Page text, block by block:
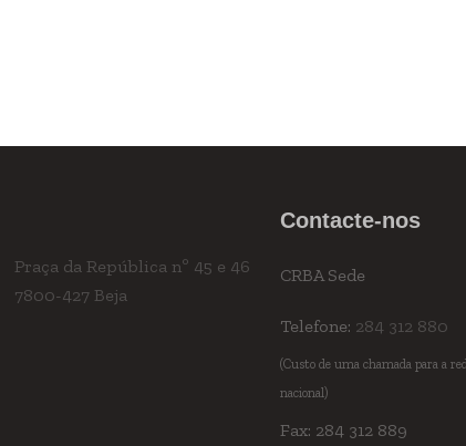
Praça da República nº 45 e 46
7800-427 Beja
Contacte-nos
CRBA Sede
Telefone: 284 312 880
(Custo de uma chamada para a
nacional)
Fax: 284 312 889